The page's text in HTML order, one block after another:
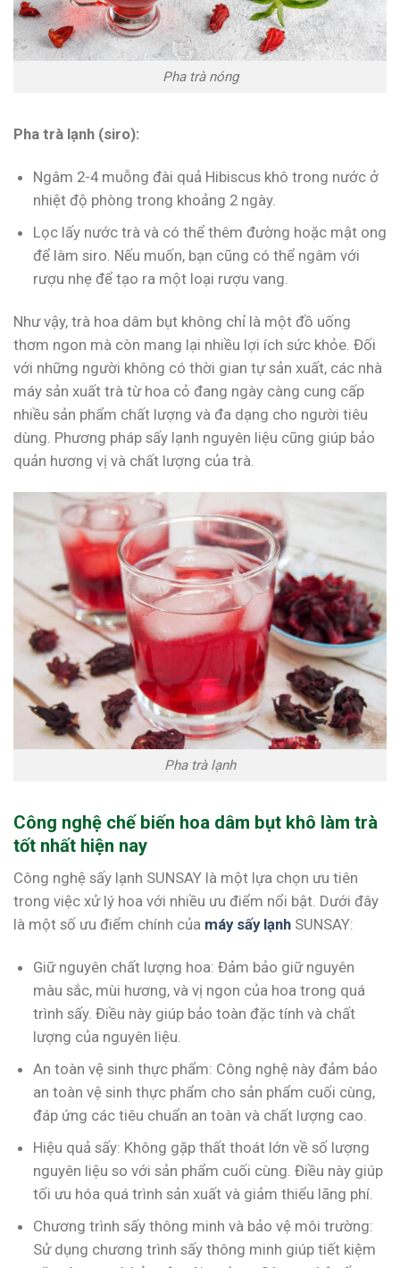
Pha trà nóng
Pha trà lạnh (siro):
Ngâm 2-4 muỗng đài quả Hibiscus khô trong nước ở
nhiệt độ phòng trong khoảng 2 ngày.
Lọc lấy nước trà và có thể thêm đường hoặc mật ong
để làm siro. Nếu muốn, bạn cũng có thể ngâm với
rượu nhẹ để tạo ra một loại rượu vang.
Như vậy, trà hoa dâm bụt không chỉ là một đồ uống
thơm ngon mà còn mang lại nhiều lợi ích sức khỏe. Đối
với những người không có thời gian tự sản xuất, các nhà
máy sản xuất trà từ hoa cỏ đang ngày càng cung cấp
nhiều sản phẩm chất lượng và đa dạng cho người tiêu
dùng. Phương pháp sấy lạnh nguyên liệu cũng giúp bảo
quản hương vị và chất lượng của trà.
Pha trà lạnh
Công nghệ chế biến hoa dâm bụt khô làm trà
tốt nhất hiện nay
Công nghệ sấy lạnh SUNSAY là một lựa chọn ưu tiên
trong việc xử lý hoa với nhiều ưu điểm nổi bật. Dưới đây
là một số ưu điểm chính của máy sấy lạnh SUNSAY:
Giữ nguyên chất lượng hoa: Đảm bảo giữ nguyên
màu sắc, mùi hương, và vị ngon của hoa trong quá
trình sấy. Điều này giúp bảo toàn đặc tính và chất
lượng của nguyên liệu.
An toàn vệ sinh thực phẩm: Công nghệ này đảm bảo
an toàn vệ sinh thực phẩm cho sản phẩm cuối cùng,
đáp ứng các tiêu chuẩn an toàn và chất lượng cao.
Hiệu quả sấy: Không gặp thất thoát lớn về số lượng
nguyên liệu so với sản phẩm cuối cùng. Điều này giúp
tối ưu hóa quá trình sản xuất và giảm thiểu lãng phí.
Chương trình sấy thông minh và bảo vệ môi trường:
Sử dụng chương trình sấy thông minh giúp tiết kiệm